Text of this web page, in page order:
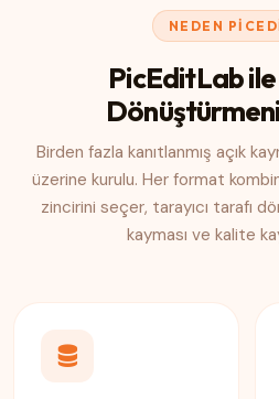
NEDEN
PicEditLab
Birden fazla kanıtlanmış açık
üzerine kurulu. Her format
zincirini seçer, tarayıcı tarafı
kayması ve kalite